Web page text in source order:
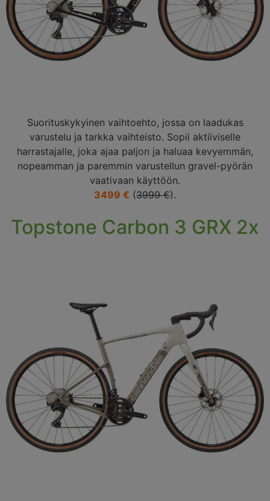
Suorituskykyinen vaihtoehto, jossa on laadukas
varustelu ja tarkka vaihteisto. Sopii aktiiviselle
harrastajalle, joka ajaa paljon ja haluaa kevyemmän,
nopeamman ja paremmin varustellun gravel-pyörän
vaativaan käyttöön.
3499 € (3999 €).
Topstone Carbon 3 GRX 2x